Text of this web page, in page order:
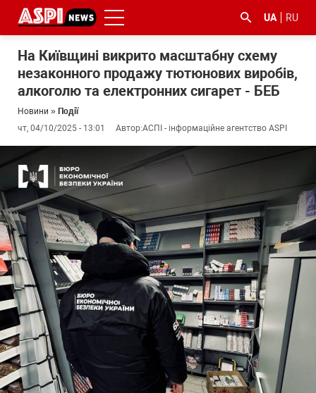
UA RU
На Київщині викрито масштабну схему
незаконного продажу тютюнових виробів,
алкоголю та електронних сигарет - БЕБ
Новини » Події
чт, 04/10/2025 - 13:01
Автор:АСПІ - інформаційне агентство ASPI
#ООС
корупцією
#Київ #коронавірус